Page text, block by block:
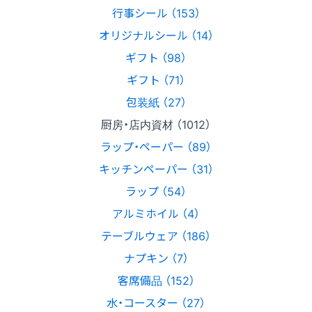
行事シール （153）
オリジナルシール （14）
ギフト （98）
ギフト （71）
包装紙 （27）
厨房・店内資材 （1012）
ラップ・ペーパー （89）
キッチンペーパー （31）
ラップ （54）
アルミホイル （4）
テーブルウェア （186）
ナプキン （7）
客席備品 （152）
水・コースター （27）